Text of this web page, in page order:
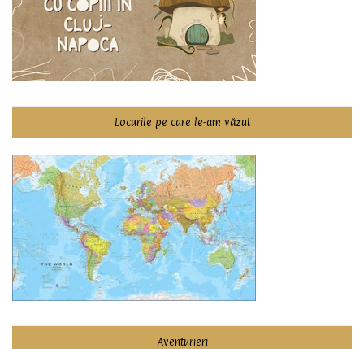
Locurile pe care le-am văzut
Aventurieri